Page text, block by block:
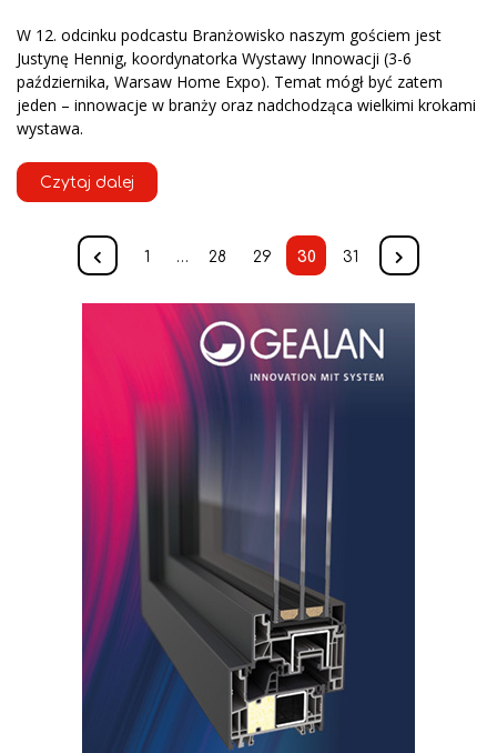
W 12. odcinku podcastu Branżowisko naszym gościem jest
Justynę Hennig, koordynatorka Wystawy Innowacji (3-6
października, Warsaw Home Expo). Temat mógł być zatem
jeden – innowacje w branży oraz nadchodząca wielkimi krokami
wystawa.
Czytaj dalej
1 … 28 29 30 31